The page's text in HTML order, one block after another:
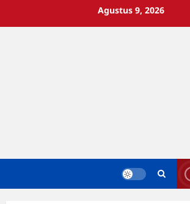
Agustus 9, 2026